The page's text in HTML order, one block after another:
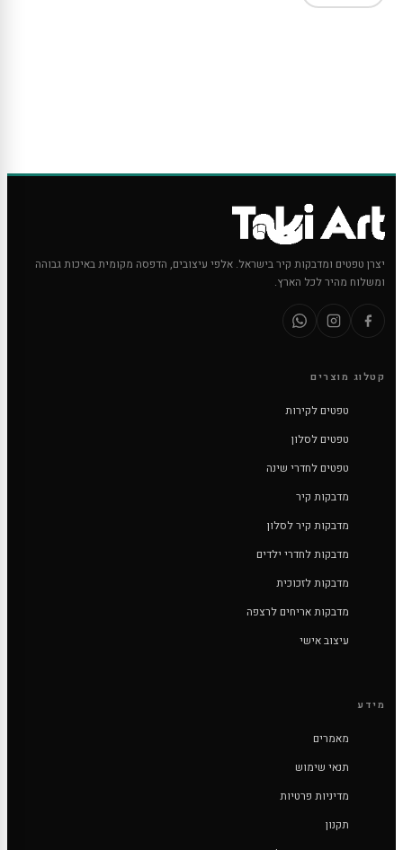
יצרן טפטים ומדבקות קיר בישראל. אלפי עיצובים, הדפסה מקומית באיכות גבוהה
ומשלוח מהיר לכל הארץ.
קטלוג מוצרים
טפטים לקירות
טפטים לסלון
טפטים לחדרי שינה
מדבקות קיר
מדבקות קיר לסלון
מדבקות לחדרי ילדים
מדבקות לזכוכית
מדבקות אריחים לרצפה
עיצוב אישי
מידע
מאמרים
תנאי שימוש
מדיניות פרטיות
תקנון